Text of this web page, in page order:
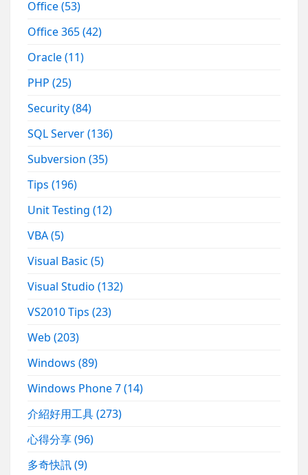
Office(53)
Office 365(42)
Oracle(11)
PHP(25)
Security(84)
SQL Server(136)
Subversion(35)
Tips(196)
Unit Testing(12)
VBA(5)
Visual Basic(5)
Visual Studio(132)
VS2010 Tips(23)
Web(203)
Windows(89)
Windows Phone 7(14)
介紹好用工具(273)
心得分享(96)
多奇快訊(9)